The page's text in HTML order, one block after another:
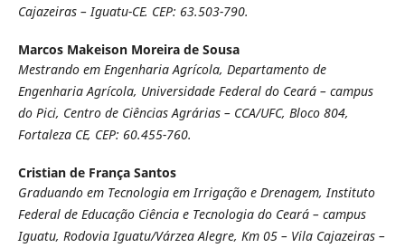
Cajazeiras – Iguatu-CE. CEP: 63.503-790.
Marcos Makeison Moreira de Sousa
Mestrando em Engenharia Agrícola, Departamento de
Engenharia Agrícola, Universidade Federal do Ceará – campus
do Pici, Centro de Ciências Agrárias – CCA/UFC, Bloco 804,
Fortaleza CE, CEP: 60.455-760.
Cristian de França Santos
Graduando em Tecnologia em Irrigação e Drenagem, Instituto
Federal de Educação Ciência e Tecnologia do Ceará – campus
Iguatu, Rodovia Iguatu/Várzea Alegre, Km 05 – Vila Cajazeiras –